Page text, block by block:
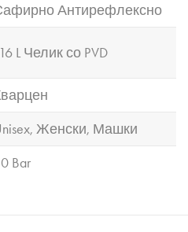
Антирефлексно
L Челик со PVD
, Женски, Машки
Bar